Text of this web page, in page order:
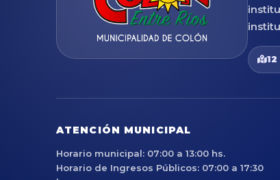
ATENCIÓN MUNICIPAL
Horario municipal: 07:00 a 13:00 hs.
Horario de Ingresos Públicos: 07:00 a 17:30